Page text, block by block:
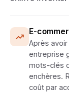
E-
Après
entreprise
mots-clés
enchères.
coût par